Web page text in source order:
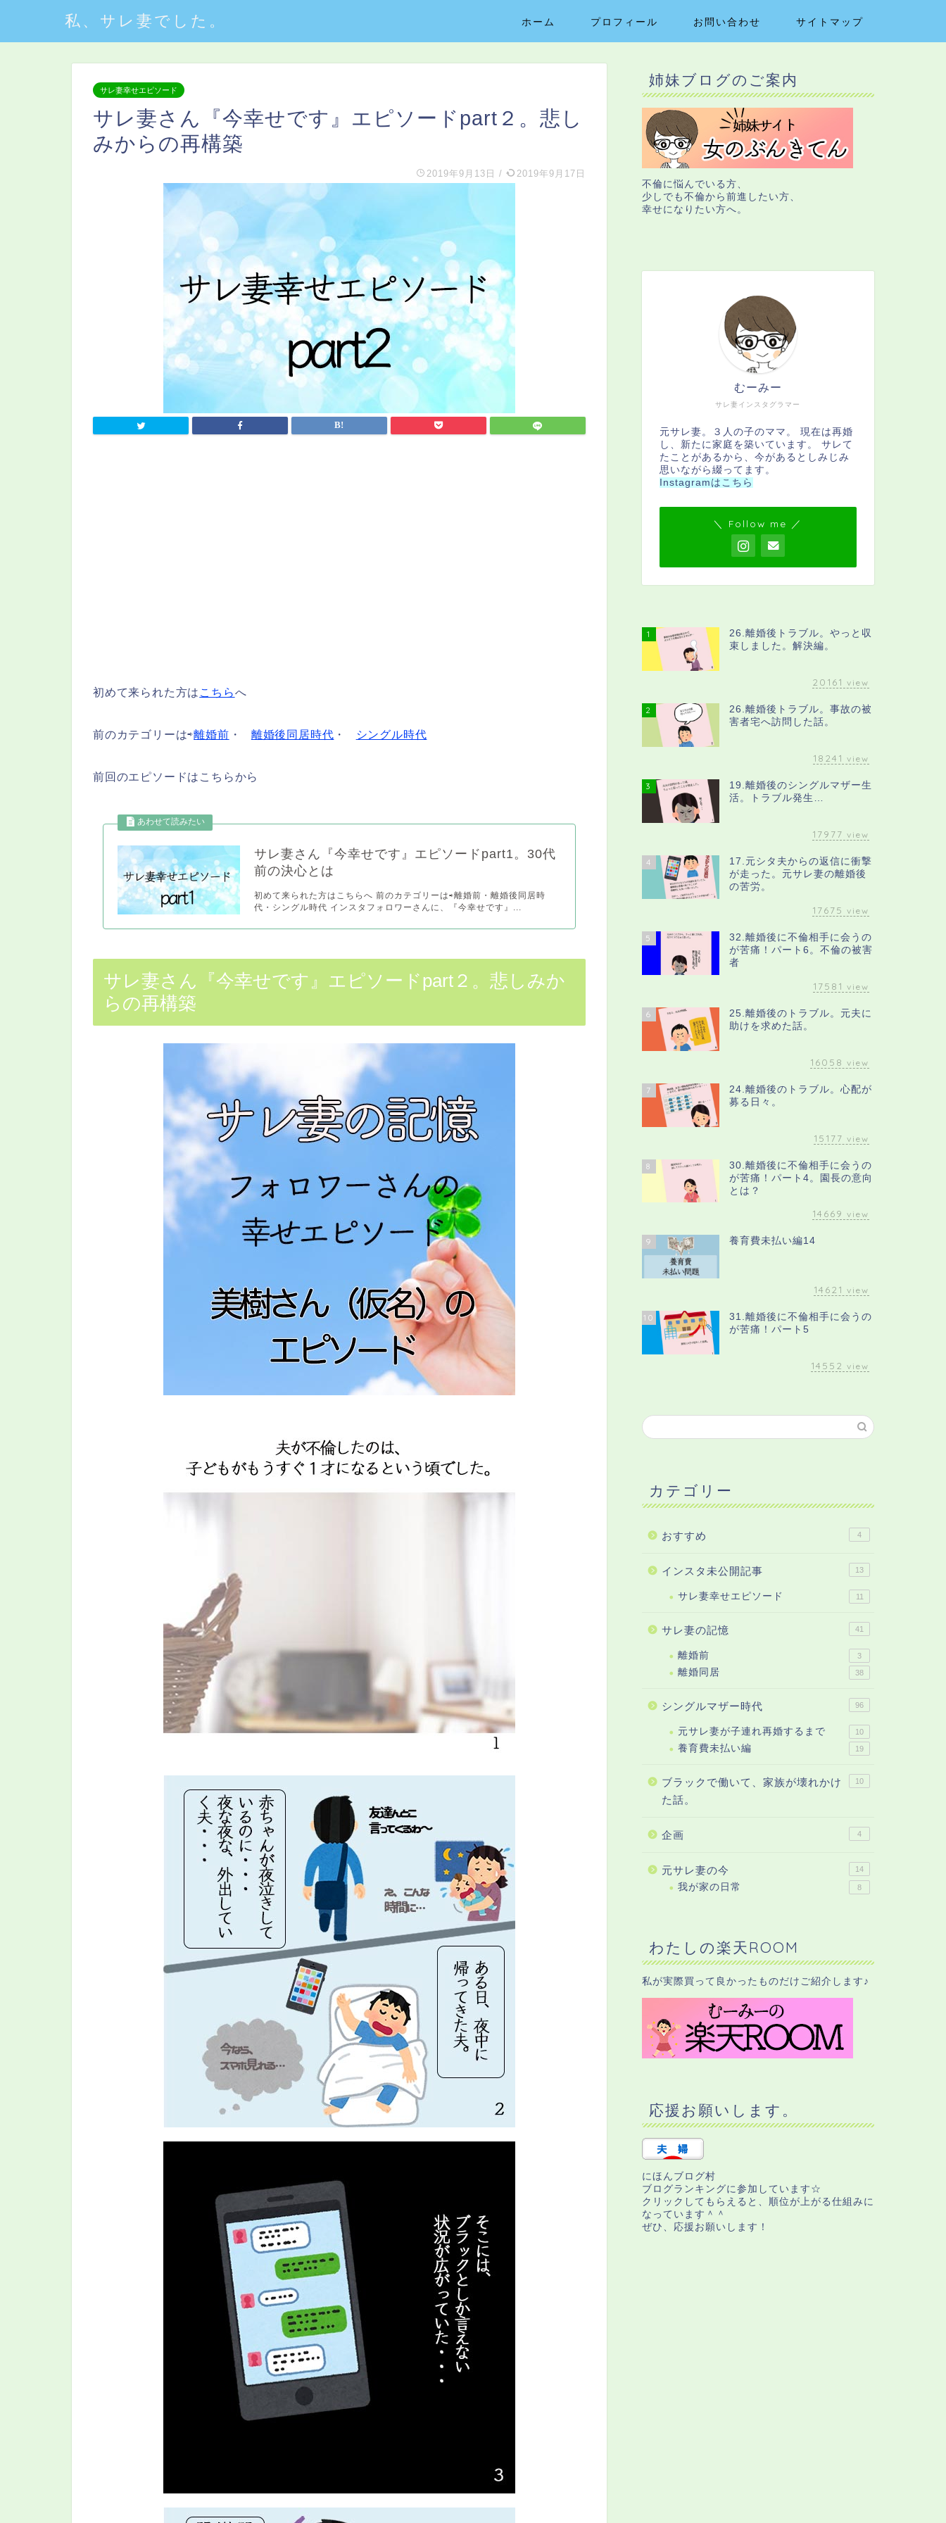
私、サレ妻でした。 ホーム プロフィール お問い合わせ サイトマップ
サレ妻幸せエピソード
サレ妻さん『今幸せです』エピソードpart２。悲し
みからの再構築
2019年9月13日 / 2019年9月17日
初めて来られた方は こちらへ
前のカテゴリーは⇨離婚前 ・ 離婚後同居時代 ・ シングル時代
前回のエピソードはこちらから
サレ妻さん『今幸せです』エピソードpart1。30代
前の決心とは
初めて来られた方はこちらへ 前のカテゴリーは⇨離婚前・離婚後同居時
代・シングル時代 インスタフォロワーさんに、『今幸せです』...
サレ妻さん『今幸せです』エピソードpart２。悲しみか
らの再構築
姉妹ブログのご案内
不倫に悩んでいる方、
少しでも不倫から前進したい方、
幸せになりたい方へ。
サレ妻インスタグラマー
むーみー
元サレ妻。３人の子のママ。 現在は再婚
し、新たに家庭を築いています。 サレて
たことがあるから、今があるとしみじみ
思いながら綴ってます。
Instagramはこちら
＼ Follow me ／
1
26.離婚後トラブル。やっと収
束しました。解決編。
20161 view
2
26.離婚後トラブル。事故の被
害者宅へ訪問した話。
18241 view
3
19.離婚後のシングルマザー生
活。トラブル発生…
17977 view
4
17.元シタ夫からの返信に衝撃
が走った。元サレ妻の離婚後
の苦労。
17675 view
5
32.離婚後に不倫相手に会うの
が苦痛！パート6。不倫の被害
者
17581 view
6
25.離婚後のトラブル。元夫に
助けを求めた話。
16058 view
7
24.離婚後のトラブル。心配が
募る日々。
15177 view
8
30.離婚後に不倫相手に会うの
が苦痛！パート4。園長の意向
とは？
14669 view
9 養育費未払い編14
14621 view
10
31.離婚後に不倫相手に会うの
が苦痛！パート5
14552 view
カテゴリー
おすすめ 4
インスタ未公開記事 13
サレ妻幸せエピソード 11
サレ妻の記憶 41
離婚前 3
離婚同居 38
シングルマザー時代 96
元サレ妻が子連れ再婚するまで 10
養育費未払い編 19
ブラックで働いて、家族が壊れかけ
た話。
10
企画 4
元サレ妻の今 14
我が家の日常 8
わたしの楽天ROOM
私が実際買って良かったものだけご紹介します♪
応援お願いします。
にほんブログ村
ブログランキングに参加しています☆
クリックしてもらえると、順位が上がる仕組みに
なっています＾＾
ぜひ、応援お願いします！